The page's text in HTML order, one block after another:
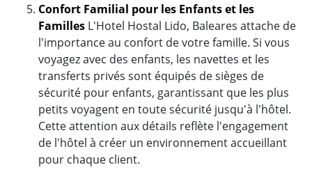
Confort Familial pour les Enfants et les
Familles L'Hotel Hostal Lido, Baleares attache de
l'importance au confort de votre famille. Si vous
voyagez avec des enfants, les navettes et les
transferts privés sont équipés de sièges de
sécurité pour enfants, garantissant que les plus
petits voyagent en toute sécurité jusqu'à l'hôtel.
Cette attention aux détails reflète l'engagement
de l'hôtel à créer un environnement accueillant
pour chaque client.